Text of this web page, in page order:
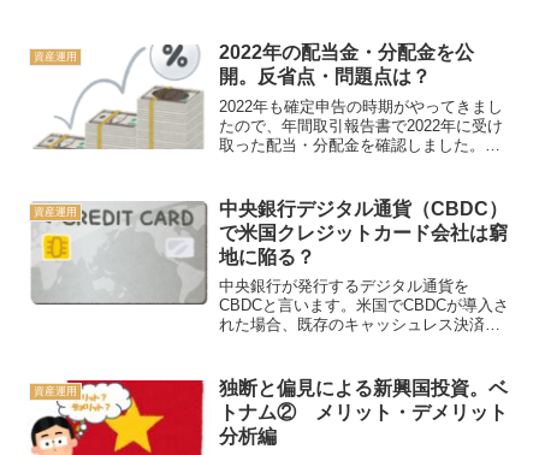
資産運用
2022年の配当金・分配金を公
開。反省点・問題点は？
2022年も確定申告の時期がやってきまし
たので、年間取引報告書で2022年に受け
取った配当・分配金を確認しました。わ
から入手した年間取引報告書によると、
2022...
資産運用
中央銀行デジタル通貨（CBDC）
で米国クレジットカード会社は窮
地に陥る？
中央銀行が発行するデジタル通貨を
CBDCと言います。米国でCBDCが導入さ
れた場合、既存のキャッシュレス決済業
ード会社への株式投資は危険かもしれま
せん。
資産運用
独断と偏見による新興国投資。ベ
トナム② メリット・デメリット
分析編